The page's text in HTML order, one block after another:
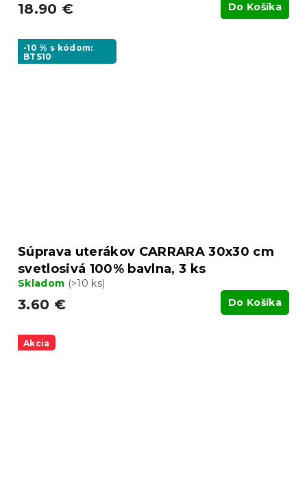
18.90 € Do Košíka
-10 % s kódom:
BTS10
Súprava uterákov CARRARA 30x30 cm
svetlosivá 100% bavlna, 3 ks
Skladom (>10 ks)
3.60 € Do Košíka
Akcia